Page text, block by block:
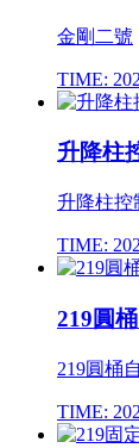
金剛二號
TIME:
升降柱
升降柱控
TIME:
219圓
219圓桶
TIME: